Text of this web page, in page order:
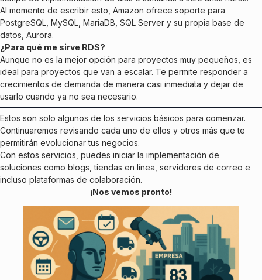
Al momento de escribir esto, Amazon ofrece soporte para
PostgreSQL, MySQL, MariaDB, SQL Server y su propia base de
datos, Aurora.
¿Para qué me sirve RDS?
Aunque no es la mejor opción para proyectos muy pequeños, es
ideal para proyectos que van a escalar. Te permite responder a
crecimientos de demanda de manera casi inmediata y dejar de
usarlo cuando ya no sea necesario.
Estos son solo algunos de los servicios básicos para comenzar.
Continuaremos revisando cada uno de ellos y otros más que te
permitirán evolucionar tus negocios.
Con estos servicios, puedes iniciar la implementación de
soluciones como blogs, tiendas en línea, servidores de correo e
incluso plataformas de colaboración.
¡Nos vemos pronto!